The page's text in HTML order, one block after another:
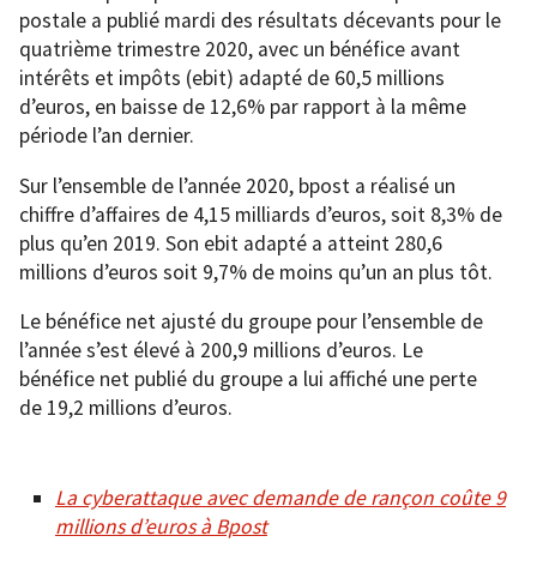
postale a publié mardi des résultats décevants pour le
quatrième trimestre 2020, avec un bénéfice avant
intérêts et impôts (ebit) adapté de 60,5 millions
d’euros, en baisse de 12,6% par rapport à la même
période l’an dernier.
Sur l’ensemble de l’année 2020, bpost a réalisé un
chiffre d’affaires de 4,15 milliards d’euros, soit 8,3% de
plus qu’en 2019. Son ebit adapté a atteint 280,6
millions d’euros soit 9,7% de moins qu’un an plus tôt.
Le bénéfice net ajusté du groupe pour l’ensemble de
l’année s’est élevé à 200,9 millions d’euros. Le
bénéfice net publié du groupe a lui affiché une perte
de 19,2 millions d’euros.
La cyberattaque avec demande de rançon coûte 9
millions d’euros à Bpost